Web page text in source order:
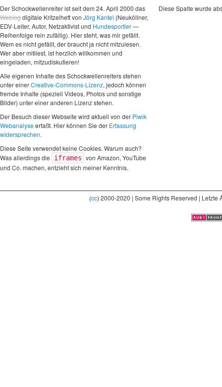
Der Schockwellenreiter ist seit dem 24. April 2000 das
Weblogdigitale Kritzelheft von Jörg Kantel (Neuköllner,
EDV-Leiter, Autor, Netzaktivist und Hundesportler—
Reihenfolge rein zufällig). Hier steht, was mir gefällt.
Wem es nicht gefällt, der braucht ja nicht mitzulesen.
Wer aber mitliest, ist herzlich willkommen und
eingeladen, mitzudiskutieren!
Alle eigenen Inhalte des Schockwellenreiters stehen
unter einerCreative-Commons-Lizenz, jedoch können
fremde Inhalte (speziell Videos, Photos und sonstige
Bilder) unter einer anderen Lizenz stehen.
Der Besuch dieser Webseite wird aktuell von der Piwik
Webanalyseerfaßt. Hier können Sie der Erfassung
widersprechen.
Diese Seite verwendet keine Cookies. Warum auch?
Was allerdings die
iframes von Amazon, YouTube
und Co. machen, entzieht sich meiner Kenntnis.
Diese Spalte wurde
(cc) 2000-2020 | Some Rights Reserved |